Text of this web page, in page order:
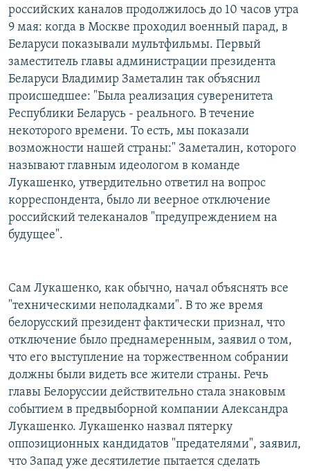
российских каналов продолжилось до 10 часов утра
9 мая: когда в Москве проходил военный парад, в
Беларуси показывали мультфильмы. Первый
заместитель главы администрации президента
Беларуси Владимир Заметалин так объяснил
происшедшее: "Была реализация суверенитета
Республики Беларусь - реального. В течение
некоторого времени. То есть, мы показали
возможности нашей страны:" Заметалин, которого
называют главным идеологом в команде
Лукашенко, утвердительно ответил на вопрос
корреспондента, было ли веерное отключение
российский телеканалов "предупреждением на
будущее".
Сам Лукашенко, как обычно, начал объяснять все
"техническими неполадками". В то же время
белорусский президент фактически признал, что
отключение было преднамеренным, заявил о том,
что его выступление на торжественном собрании
должны были видеть все жители страны. Речь
главы Белоруссии действительно стала знаковым
событием в предвыборной компании Александра
Лукашенко. Лукашенко назвал пятерку
оппозиционных кандидатов "предателями", заявил,
что Запад уже десятилетие пытается сделать